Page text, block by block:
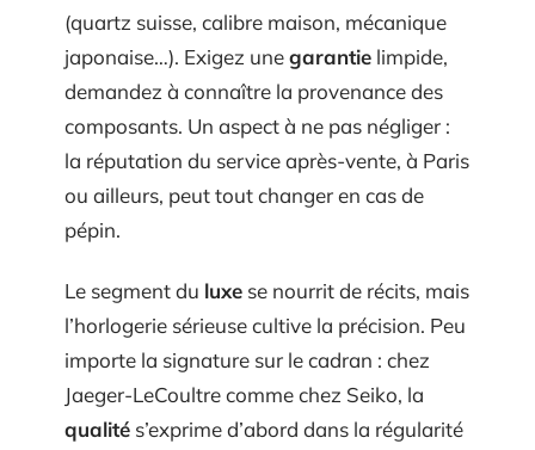
(quartz suisse, calibre maison, mécanique
japonaise…). Exigez unegarantie limpide,
demandez à connaître la provenance des
composants. Un aspect à ne pas négliger :
la réputation du service après-vente, à Paris
ou ailleurs, peut tout changer en cas de
pépin.
Le segment du luxe se nourrit de récits, mais
l’horlogerie sérieuse cultive la précision. Peu
importe la signature sur le cadran : chez
Jaeger-LeCoultre comme chez Seiko, la
qualité s’exprime d’abord dans la régularité